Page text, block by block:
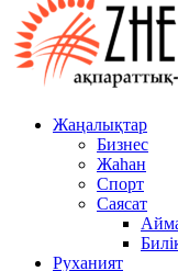
Жаңалықтар
Бизнес
Жаһан
Спорт
Саясат
Руханият